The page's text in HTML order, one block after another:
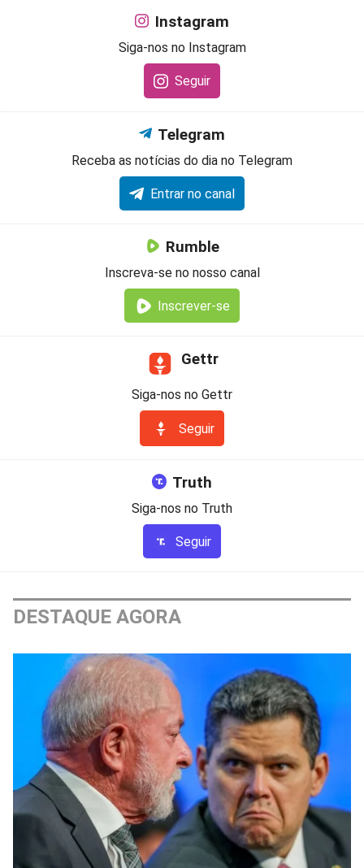
Instagram
Siga-nos no Instagram
Seguir
Telegram
Receba as notícias do dia no Telegram
Entrar no canal
Rumble
Inscreva-se no nosso canal
Inscrever-se
Gettr
Siga-nos no Gettr
Seguir
Truth
Siga-nos no Truth
Seguir
DESTAQUE AGORA